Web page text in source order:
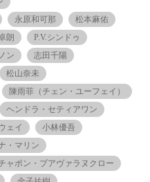
永原和可那
松本麻佑
朗
P.V.シンドゥ
ン
志田千陽
松山奈未
陳雨菲（チェン・ユーフェイ）
ヘンドラ・セティアワン
ェイ
小林優吾
・マリン
ャポン・プアヴァラヌクロー